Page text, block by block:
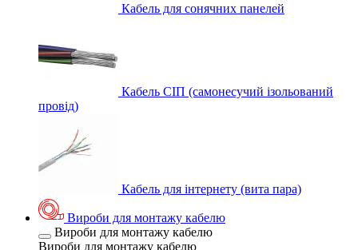
Кабель для сонячних панелей
Кабель СІП (самонесучий ізольований
провід)
Кабель для інтернету (вита пара)
Вироби для монтажу кабелю
Вироби для монтажу кабелю
Вироби для монтажу кабелю